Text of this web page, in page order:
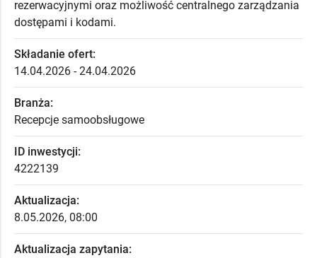
rezerwacyjnymi oraz możliwość centralnego zarządzania
dostępami i kodami.
Składanie ofert:
14.04.2026 - 24.04.2026
Branża:
Recepcje samoobsługowe
ID inwestycji:
4222139
Aktualizacja:
8.05.2026, 08:00
Aktualizacja zapytania: